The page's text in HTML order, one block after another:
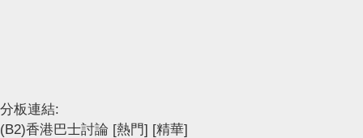
分板連結:
(B2)香港巴士討論 [熱門] [精華]